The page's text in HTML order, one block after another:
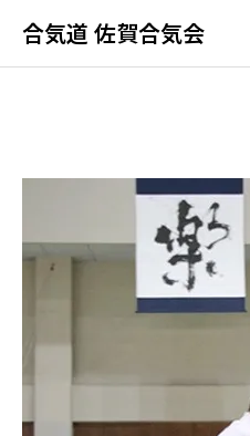
合気道 佐賀合気会
合気道 佐賀合気会
佐賀合気会の特長
よくあるご質問
アクセス
佐賀合気会の特長